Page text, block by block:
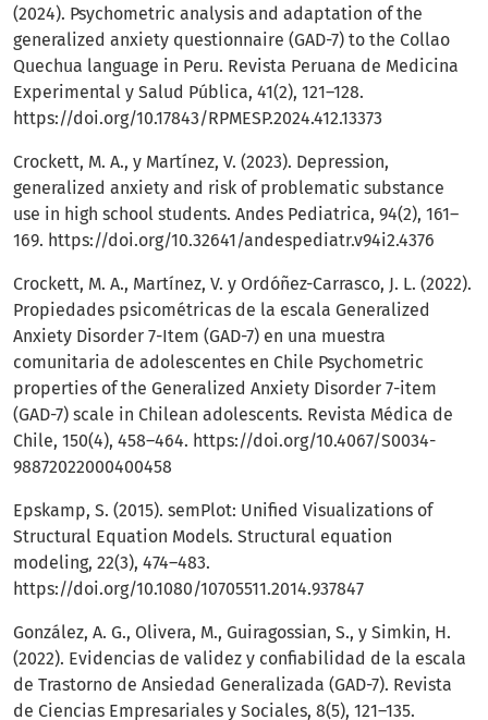
(2024). Psychometric analysis and adaptation of the
generalized anxiety questionnaire (GAD-7) to the Collao
Quechua language in Peru. Revista Peruana de Medicina
Experimental y Salud Pública, 41(2), 121–128.
https://doi.org/10.17843/RPMESP.2024.412.13373
Crockett, M. A., y Martínez, V. (2023). Depression,
generalized anxiety and risk of problematic substance
use in high school students. Andes Pediatrica, 94(2), 161–
169. https://doi.org/10.32641/andespediatr.v94i2.4376
Crockett, M. A., Martínez, V. y Ordóñez-Carrasco, J. L. (2022).
Propiedades psicométricas de la escala Generalized
Anxiety Disorder 7-Item (GAD-7) en una muestra
comunitaria de adolescentes en Chile Psychometric
properties of the Generalized Anxiety Disorder 7-item
(GAD-7) scale in Chilean adolescents. Revista Médica de
Chile, 150(4), 458–464. https://doi.org/10.4067/S0034-
98872022000400458
Epskamp, S. (2015). semPlot: Unified Visualizations of
Structural Equation Models. Structural equation
modeling, 22(3), 474–483.
https://doi.org/10.1080/10705511.2014.937847
González, A. G., Olivera, M., Guiragossian, S., y Simkin, H.
(2022). Evidencias de validez y confiabilidad de la escala
de Trastorno de Ansiedad Generalizada (GAD-7). Revista
de Ciencias Empresariales y Sociales, 8(5), 121–135.